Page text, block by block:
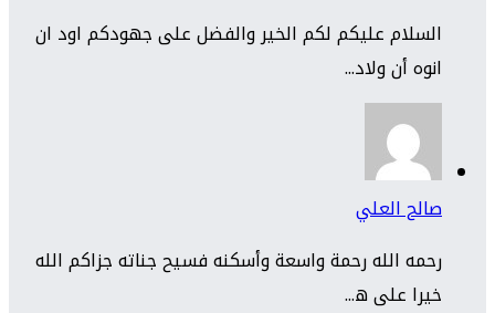
السلام عليكم لكم الخير والفضل على جهودكم اود ان
انوه أن ولاد...
صالح العلي
رحمه الله رحمة واسعة وأسكنه فسيح جناته جزاكم الله
خيرا على ه...